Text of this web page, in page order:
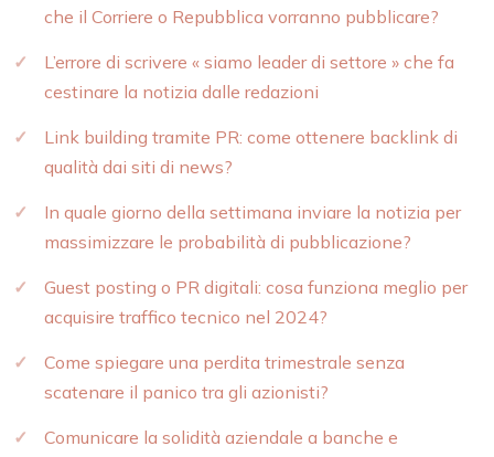
che il Corriere o Repubblica vorranno pubblicare?
L’errore di scrivere « siamo leader di settore » che fa
cestinare la notizia dalle redazioni
Link building tramite PR: come ottenere backlink di
qualità dai siti di news?
In quale giorno della settimana inviare la notizia per
massimizzare le probabilità di pubblicazione?
Guest posting o PR digitali: cosa funziona meglio per
acquisire traffico tecnico nel 2024?
Come spiegare una perdita trimestrale senza
scatenare il panico tra gli azionisti?
Comunicare la solidità aziendale a banche e